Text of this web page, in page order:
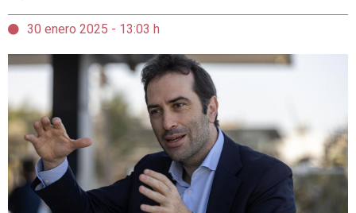
30 enero 2025 - 13:03 h